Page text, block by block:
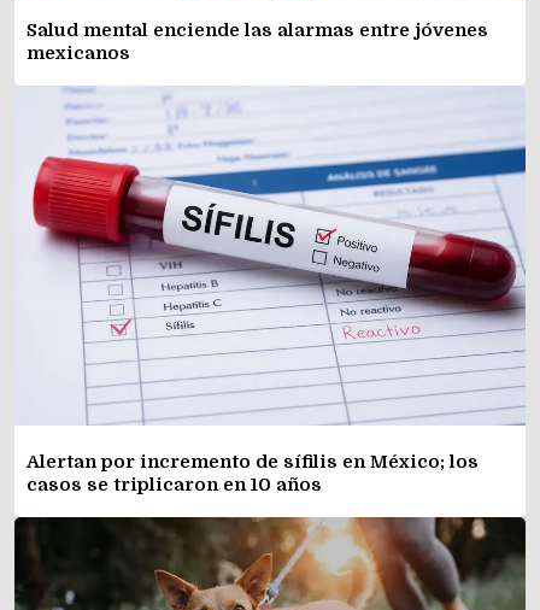
Salud mental enciende las alarmas entre jóvenes
mexicanos
Alertan por incremento de sífilis en México; los
casos se triplicaron en 10 años